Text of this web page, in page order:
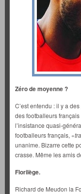
Zéro de moyenne ?
C’est entendu : il y a
des footballeurs
l’insistance quasi-
footballeurs français, «
unanime. Bizarre cette
crasse. Même les amis
Florilège.
Richard de Meudon la